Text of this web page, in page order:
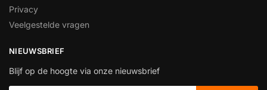
Privacy
Veelgestelde vragen
NIEUWSBRIEF
Blijf op de hoogte via onze nieuwsbrief